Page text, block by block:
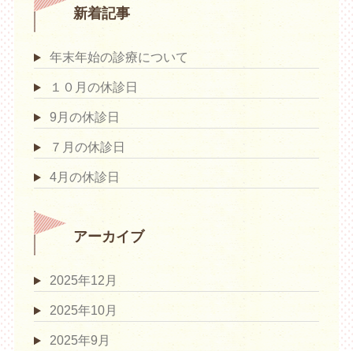
新着記事
年末年始の診療について
１０月の休診日
9月の休診日
７月の休診日
4月の休診日
アーカイブ
2025年12月
2025年10月
2025年9月